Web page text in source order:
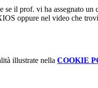
il prof. vi ha assegnato un
oppure nel video che
illustrate nella COOKIE